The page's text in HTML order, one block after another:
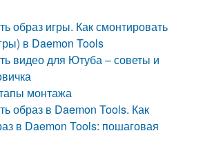
образ игры. Как смонтировать
в Daemon Tools
видео для Ютуба – советы и
монтажа
образ в Daemon Tools. Как
в Daemon Tools: пошаговая